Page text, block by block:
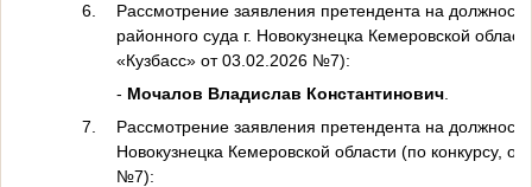
6.
Рассмотрение заявления претендента на
районного суда г. Новокузнецка Кемеровской
«Кузбасс» от 03.02.2026 №7):
- Мочалов Владислав Константинович.
7.
Рассмотрение заявления претендента на
Новокузнецка Кемеровской области (по конкурсу,
№7):